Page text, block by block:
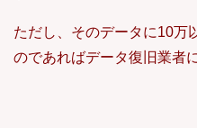
ただし、そのデータに10万
のであればデータ復旧業者